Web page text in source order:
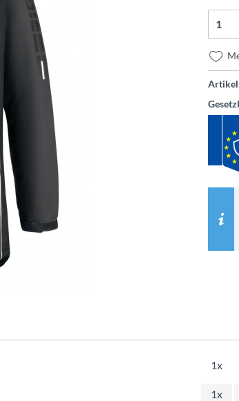
1x
1x